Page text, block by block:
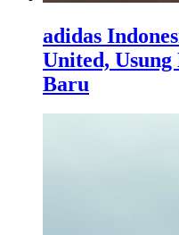
adidas
United,
Baru